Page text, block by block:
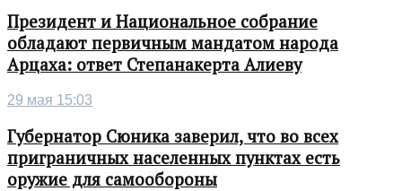
Президент и Национальное собрание
обладают первичным мандатом народа
Арцаха: ответ Степанакерта Алиеву
29 мая 15:03
Губернатор Сюника заверил, что во всех
приграничных населенных пунктах есть
оружие для самообороны